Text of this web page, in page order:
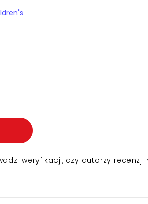
/ angielskie / Children's
weryfikacji, czy autorzy recenzji